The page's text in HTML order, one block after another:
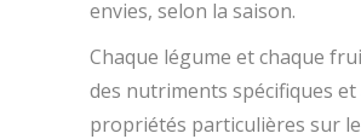
envies, selon la saison.
Chaque légume et chaque
des nutriments spécifiques et
propriétés particulières sur